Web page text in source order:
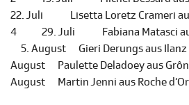
22. Juli Lisetta Loretz Crameri
4 29. Juli Fabiana Matasci aus
5. August Gieri Derungs aus
August Paulette Deladoey aus
August Martin Jenni aus Roche